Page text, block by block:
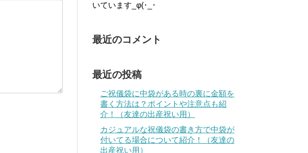
いています_φ(･_･
最近のコメント
最近の投稿
ご祝儀袋に中袋がある時の裏に金額を
書く方法は？ポイントや注意点も紹
介！（友達の出産祝い用）
カジュアルな祝儀袋の書き方で中袋が
付いてる場合について紹介！（友達の
出産祝い用）